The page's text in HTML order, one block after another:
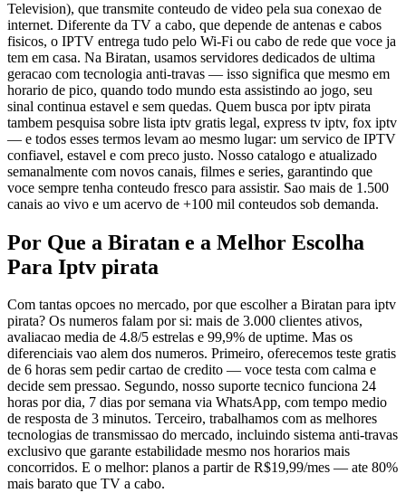
Television), que transmite conteudo de video pela sua conexao de
internet. Diferente da TV a cabo, que depende de antenas e cabos
fisicos, o IPTV entrega tudo pelo Wi-Fi ou cabo de rede que voce ja
tem em casa. Na Biratan, usamos servidores dedicados de ultima
geracao com tecnologia anti-travas — isso significa que mesmo em
horario de pico, quando todo mundo esta assistindo ao jogo, seu
sinal continua estavel e sem quedas. Quem busca por iptv pirata
tambem pesquisa sobre lista iptv gratis legal, express tv iptv, fox iptv
— e todos esses termos levam ao mesmo lugar: um servico de IPTV
confiavel, estavel e com preco justo. Nosso catalogo e atualizado
semanalmente com novos canais, filmes e series, garantindo que
voce sempre tenha conteudo fresco para assistir. Sao mais de 1.500
canais ao vivo e um acervo de +100 mil conteudos sob demanda.
Por Que a Biratan e a Melhor Escolha
Para Iptv pirata
Com tantas opcoes no mercado, por que escolher a Biratan para iptv
pirata? Os numeros falam por si: mais de 3.000 clientes ativos,
avaliacao media de 4.8/5 estrelas e 99,9% de uptime. Mas os
diferenciais vao alem dos numeros. Primeiro, oferecemos teste gratis
de 6 horas sem pedir cartao de credito — voce testa com calma e
decide sem pressao. Segundo, nosso suporte tecnico funciona 24
horas por dia, 7 dias por semana via WhatsApp, com tempo medio
de resposta de 3 minutos. Terceiro, trabalhamos com as melhores
tecnologias de transmissao do mercado, incluindo sistema anti-travas
exclusivo que garante estabilidade mesmo nos horarios mais
concorridos. E o melhor: planos a partir de R$19,99/mes — ate 80%
mais barato que TV a cabo.